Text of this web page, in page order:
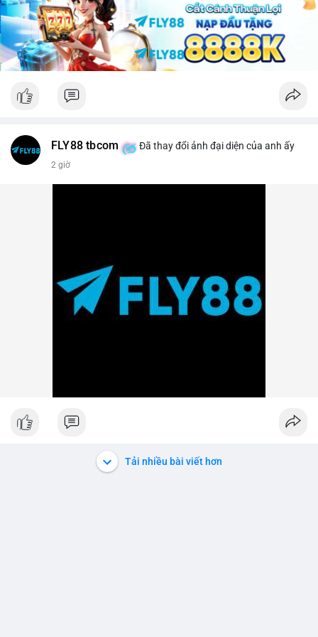
lời ngắn hạn sẽ gia tăng.
Lời khuyên: Nhà đầu tư nhỏ lẻ nên theo dõi sát các khối xác
nhận tiếp theo của TxID này. Nếu BTC được chuyển tiếp lên
sàn trong vòng 24 giờ, hãy thận trọng với nhịp điều chỉnh.
cố cho xu hướng tăng trung hạn.
FLY88 tbcom Đã thay đổi ảnh đại diện của anh ấy
2 giờ
Tải nhiều bài viết hơn